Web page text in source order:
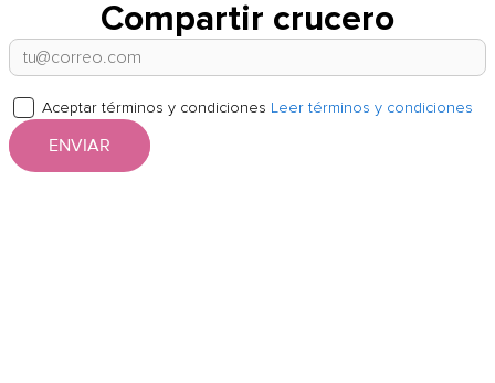
Compartir crucero
Aceptar términos y condiciones Leer términos y condiciones
ENVIAR